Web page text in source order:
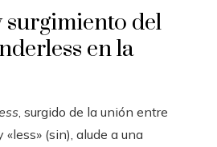
surgimiento del
en la
, surgido de la unión entre
«less» (sin), alude a una